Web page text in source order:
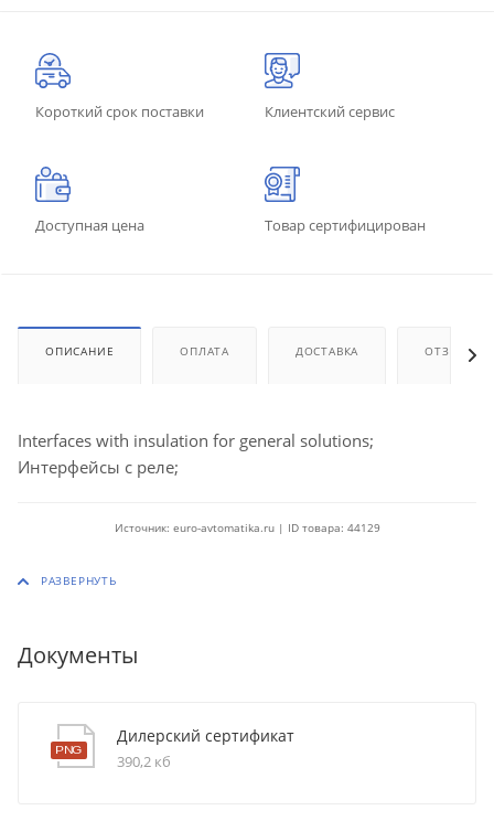
Короткий срок поставки Клиентский сервис
Доступная цена Товар сертифицирован
ОПИСАНИЕ ОПЛАТА ДОСТАВКА ОТЗЫВЫ
Interfaces with insulation for general solutions;
Интерфейсы с реле;
Источник: euro-avtomatika.ru | ID товара: 44129
Документы
Дилерский сертификат
390,2 кб